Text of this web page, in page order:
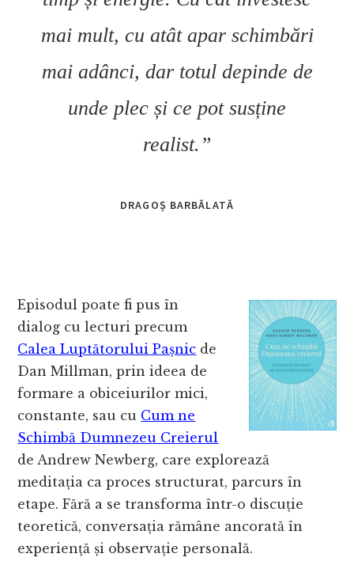
mai mult, cu atât apar schimbări
mai adânci, dar totul depinde de
unde plec și ce pot susține
realist.”
DRAGOȘ BARBĂLATĂ
Episodul poate fi pus în
dialog cu lecturi precum
Calea Luptătorului Pașnic de
Dan Millman, prin ideea de
formare a obiceiurilor mici,
constante, sau cu Cum ne
Schimbă Dumnezeu Creierul
de Andrew Newberg, care explorează
meditația ca proces structurat, parcurs în
etape. Fără a se transforma într-o discuție
teoretică, conversația rămâne ancorată în
experiență și observație personală.